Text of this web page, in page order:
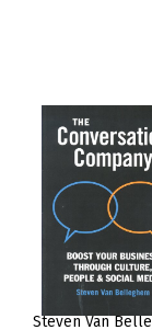
Steven Van